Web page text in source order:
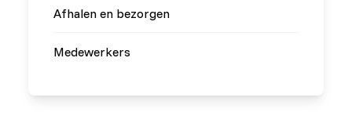
Afhalen en bezorgen
Medewerkers